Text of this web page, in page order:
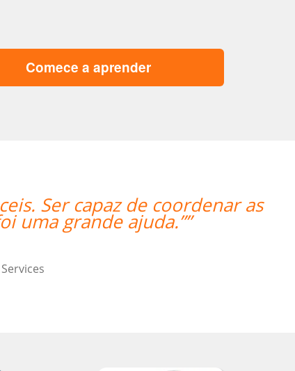
Comece a aprender
“” Destaco o trabalho do